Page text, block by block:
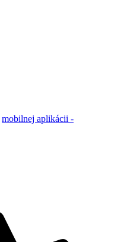
mobilnej aplikácii -